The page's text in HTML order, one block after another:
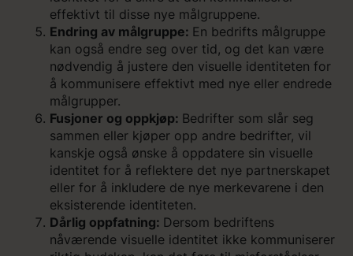
effektivt til disse nye målgruppene.
Endring av målgruppe: En bedrifts målgruppe
kan også endre seg over tid, og det kan være
nødvendig å justere den visuelle identiteten for
å kommunisere effektivt med nye eller endrede
målgrupper.
Fusjoner og oppkjøp: Bedrifter som slår seg
sammen eller kjøper opp andre bedrifter, vil
kanskje også ønske å oppdatere sin visuelle
identitet for å reflektere det nye partnerskapet
eller for å inkludere de nye merkevarene i den
eksisterende identiteten.
Dårlig oppfatning: Dersom bedriftens
nåværende visuelle identitet ikke kommuniserer